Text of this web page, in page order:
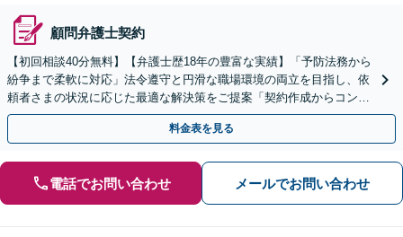
顧問弁護士契約
【初回相談40分無料】【弁護士歴18年の豊富な実績】「予防法務から
紛争まで柔軟に対応」法令遵守と円滑な職場環境の両立を目指し、依
頼者さまの状況に応じた最適な解決策をご提案「契約作成からコンプ
ライアンス体制構築まで、幅広い法的課題に対応」
料金表を見る
電話でお問い合わせ メールでお問い合わせ